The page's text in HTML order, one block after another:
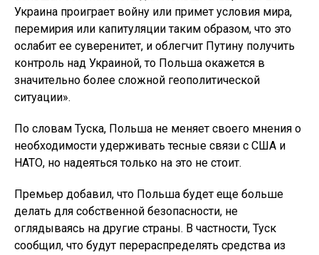
Украина проиграет войну или примет условия мира,
перемирия или капитуляции таким образом, что это
ослабит ее суверенитет, и облегчит Путину получить
контроль над Украиной, то Польша окажется в
значительно более сложной геополитической
ситуации».
По словам Туска, Польша не меняет своего мнения о
необходимости удерживать тесные связи с США и
НАТО, но надеяться только на это не стоит.
Премьер добавил, что Польша будет еще больше
делать для собственной безопасности, не
оглядываясь на другие страны. В частности, Туск
сообщил, что будут перераспределять средства из